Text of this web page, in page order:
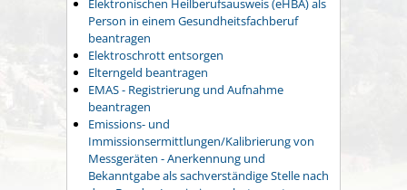
Elektronischen Heilberufsausweis (eHBA) als
Person in einem Gesundheitsfachberuf
beantragen
Elektroschrott entsorgen
Elterngeld beantragen
EMAS - Registrierung und Aufnahme
beantragen
Emissions- und
Immissionsermittlungen/Kalibrierung von
Messgeräten - Anerkennung und
Bekanntgabe als sachverständige Stelle nach